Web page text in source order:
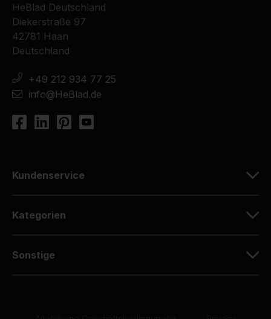
HeBlad Deutschland
Diekerstraße 97
42781 Haan
Deutschland
+49 212 934 77 25
info@HeBlad.de
Kundenservice
Kategorien
Sonstige